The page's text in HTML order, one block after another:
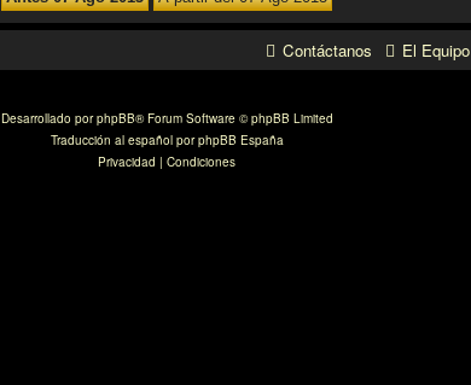
El Equipo
Contáctanos
Desarrollado porphpBB® Forum Software © phpBB Limited
Traducción al español porphpBB España
Privacidad | Condiciones